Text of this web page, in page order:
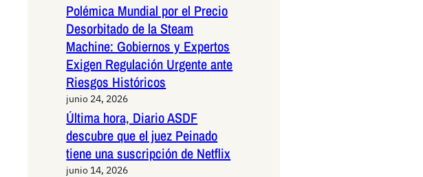
Polémica Mundial por el Precio
Desorbitado de la Steam
Machine: Gobiernos y Expertos
Exigen Regulación Urgente ante
Riesgos Históricos
junio 24, 2026
Última hora, Diario ASDF
descubre que el juez Peinado
tiene una suscripción de Netflix
junio 14, 2026